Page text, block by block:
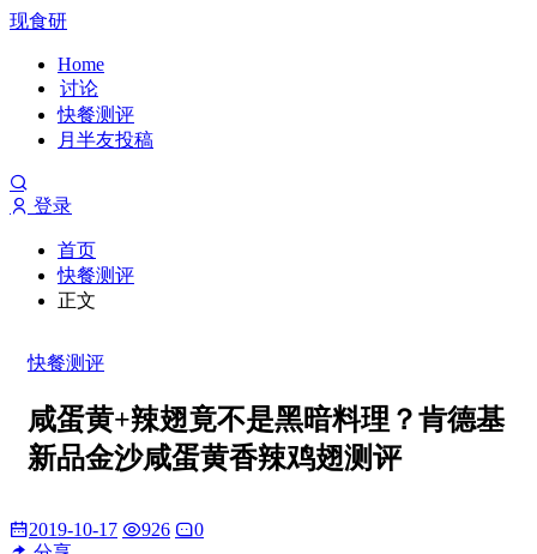
现食研
Home
讨论
快餐测评
月半友投稿
登录
首页
快餐测评
正文
快餐测评
咸蛋黄+辣翅竟不是黑暗料理？肯德基
新品金沙咸蛋黄香辣鸡翅测评
2019-10-17 926
0